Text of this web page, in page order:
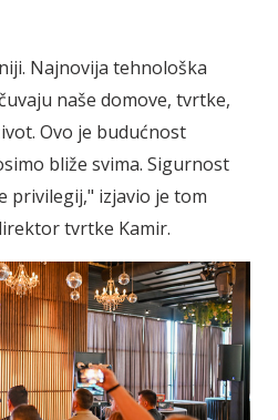
Najnovija tehnološka
naše domove, tvrtke,
Ovo je budućnost
bliže svima. Sigurnost
privilegij," izjavio je tom
tvrtke Kamir.